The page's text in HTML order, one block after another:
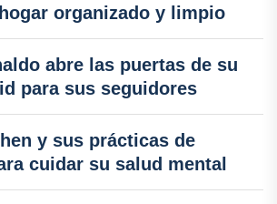
organizado y limpio
abre las puertas de su
para sus seguidores
y sus prácticas de
cuidar su salud mental